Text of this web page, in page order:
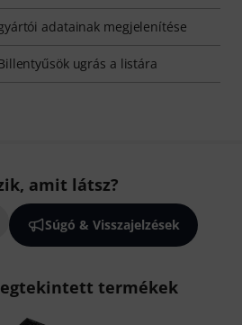
adatainak megjelenítése
ugrás a listára
amit látsz?
Súgó & Visszajelzések
termékek